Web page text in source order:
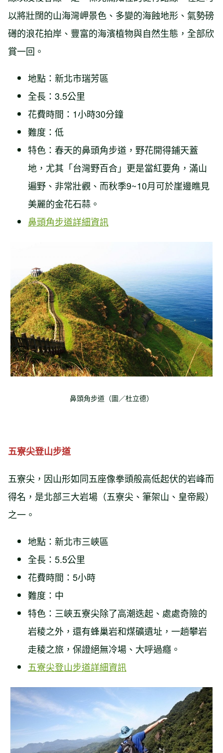
以將壯闊的山海灣岬景色、多變的海蝕地形、氣勢磅
礡的浪花拍岸、豐富的海濱植物與自然生態，全部欣
賞一回。
地點：新北市瑞芳區
全長：3.5公里
花費時間：1小時30分鐘
難度：低
特色：春天的鼻頭角步道，野花開得鋪天蓋
地，尤其「台灣野百合」更是當紅要角，滿山
遍野、非常壯觀、而秋季9~10月可於崖邊瞧見
美麗的金花石蒜。
鼻頭角步道詳細資訊
鼻頭角步道（圖／杜立德）
五寮尖登山步道
五寮尖，因山形如同五座像拳頭般高低起伏的岩峰而
得名，是北部三大岩場（五寮尖、筆架山、皇帝殿）
之一。
地點：新北市三峽區
全長：5.5公里
花費時間：5小時
難度：中
特色：三峽五寮尖除了高潮迭起、處處奇險的
岩稜之外，還有蜂巢岩和煤礦遺址，一趟攀岩
走稜之旅，保證絕無冷場、大呼過癮。
五寮尖登山步道詳細資訊